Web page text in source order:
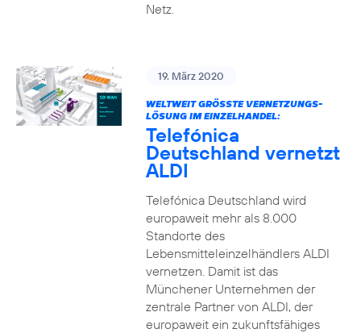
Netz.
19. März 2020
WELTWEIT GRÖSSTE VERNETZUNGS-L
ÖSUNG IM EINZELHANDEL:
Telefónica
Deutschland vernetzt
ALDI
Telefónica Deutschland wird
europaweit mehr als 8.000
Standorte des
Lebensmitteleinzelhändlers ALDI
vernetzen. Damit ist das
Münchener Unternehmen der
zentrale Partner von ALDI, der
europaweit ein zukunftsfähiges